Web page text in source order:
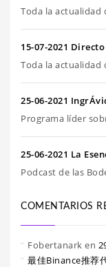
Toda la actualidad
15-07-2021
Toda la actualidad
25-06-2021
Programa líder
25-06-2021 La
Podcast de las
COMENTARIOS
Fobertanark en
最佳Binance推荐